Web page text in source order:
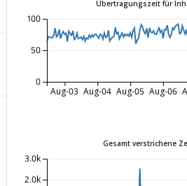
Übertragungszeit für
Aug-03 Aug-04 Aug-05 Aug-06
0
50
100
Gesamt verstrichene
2.0k
3.0k